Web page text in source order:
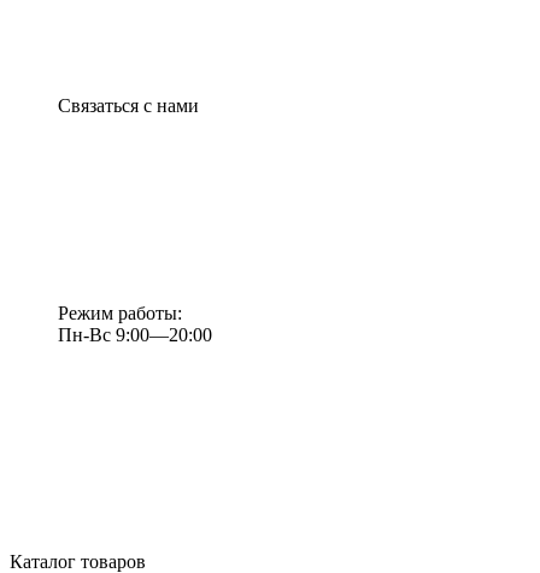
Связаться с нами
Режим работы:
Пн-Вс 9:00—20:00
Каталог товаров